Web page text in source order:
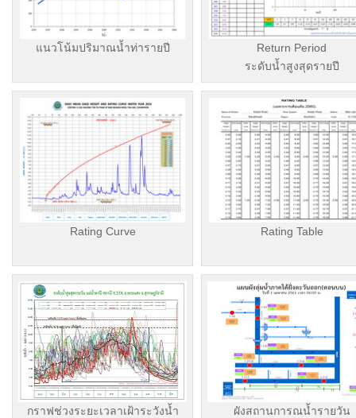
แนวโน้มปริมาณน้ำท่ารายปี
Return Period
ระดับน้ำสูงสุดรายปี
Rating Curve Rating Table
กราฟช่วงระยะเวลาเฝ้าระวังน้ำ
ผังสถานการณน้ำรายวัน